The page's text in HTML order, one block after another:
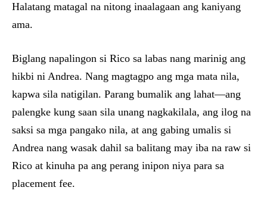
Halatang matagal na nitong inaalagaan ang kaniyang
ama.
Biglang napalingon si Rico sa labas nang marinig ang
hikbi ni Andrea. Nang magtagpo ang mga mata nila,
kapwa sila natigilan. Parang bumalik ang lahat—ang
palengke kung saan sila unang nagkakilala, ang ilog na
saksi sa mga pangako nila, at ang gabing umalis si
Andrea nang wasak dahil sa balitang may iba na raw si
Rico at kinuha pa ang perang inipon niya para sa
placement fee.